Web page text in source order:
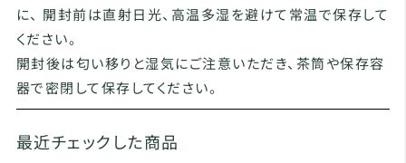
に、 開封前は直射日光、高温多湿を避けて常温で保存して
ください。
開封後は匂い移りと湿気にご注意いただき、茶筒や保存容
器で密閉して保存してください。
最近チェックした商品